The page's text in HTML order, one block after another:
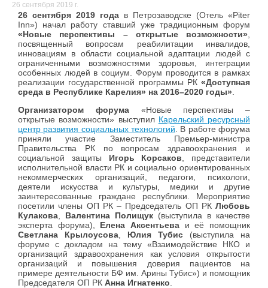
26 сентября 2019 г.
26 сентября 2019 года в Петрозаводске (Отель «Piter
Inn») начал работу ставший уже традиционным форум
«Новые перспективы – открытые возможности»,
посвященный вопросам реабилитации инвалидов,
инновациям в области социальной адаптации людей с
ограниченными возможностями здоровья, интеграции
особенных людей в социум. Форум проводится в рамках
реализации государственной программы РК «Доступная
среда в Республике Карелия» на 2016–2020 годы».
Организатором форума«Новые перспективы –
открытые возможности» выступил Карельский ресурсный
центр развития социальных технологий . В работе форума
приняли участие Заместитель Премьер-министра
Правительства РК по вопросам здравоохранения и
социальной защиты Игорь Корсаков , представители
исполнительной власти РК и социально ориентированных
некоммерческих организаций, педагоги, психологи,
деятели искусства и культуры, медики и другие
заинтересованные граждане республики. Мероприятие
посетили члены ОП РК – Председатель ОП РК Любовь
Кулакова
Валентина Полищук (выступила в качестве
эксперта форума), Елена Аксентьева и её помощник
Светлана Крылоусова
Юлия Тубис (выступила на
форуме с докладом на тему «Взаимодействие НКО и
организаций здравоохранения как условия открытости
организаций и повышения доверия пациентов на
примере деятельности БФ им. Арины Тубис») и помощник
Председателя ОП РК Анна Игнатенко